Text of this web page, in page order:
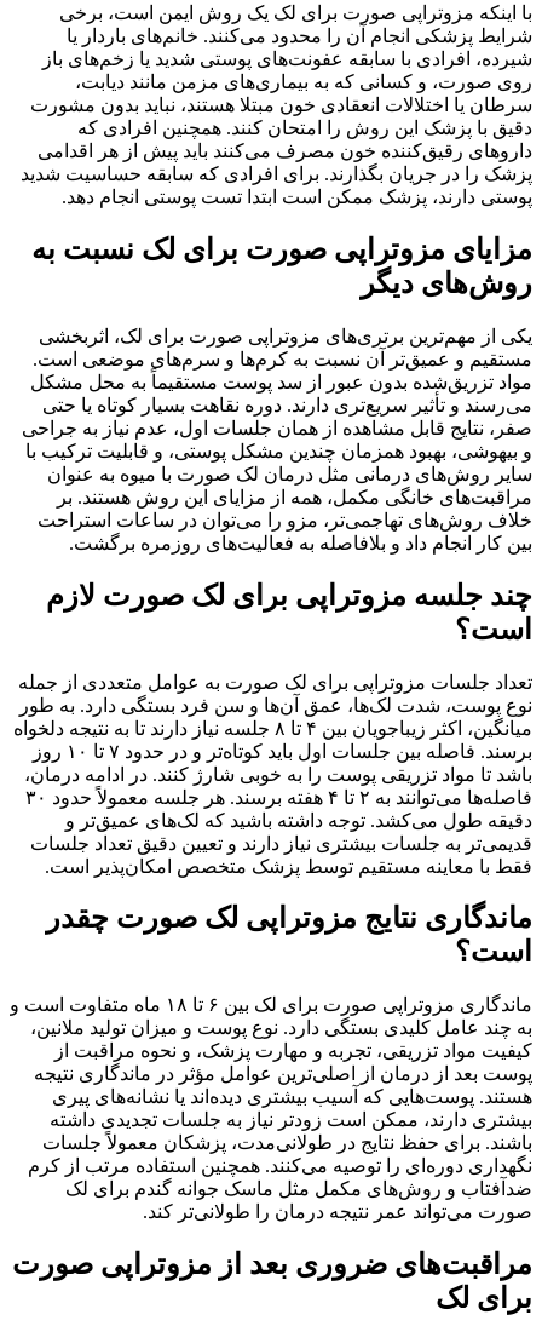
با اینکه مزوتراپی صورت برای لک یک روش ایمن است، برخی
شرایط پزشکی انجام آن را محدود می‌کنند. خانم‌های باردار یا
شیرده، افرادی با سابقه عفونت‌های پوستی شدید یا زخم‌های باز
روی صورت، و کسانی که به بیماری‌های مزمن مانند دیابت،
سرطان یا اختلالات انعقادی خون مبتلا هستند، نباید بدون مشورت
دقیق با پزشک این روش را امتحان کنند. همچنین افرادی که
داروهای رقیق‌کننده خون مصرف می‌کنند باید پیش از هر اقدامی
پزشک را در جریان بگذارند. برای افرادی که سابقه حساسیت شدید
پوستی دارند، پزشک ممکن است ابتدا تست پوستی انجام دهد.
مزایای مزوتراپی صورت برای لک نسبت به
روش‌های دیگر
یکی از مهم‌ترین برتری‌های مزوتراپی صورت برای لک، اثربخشی
مستقیم و عمیق‌تر آن نسبت به کرم‌ها و سرم‌های موضعی است.
مواد تزریق‌شده بدون عبور از سد پوست مستقیماً به محل مشکل
می‌رسند و تأثیر سریع‌تری دارند. دوره نقاهت بسیار کوتاه یا حتی
صفر، نتایج قابل مشاهده از همان جلسات اول، عدم نیاز به جراحی
و بیهوشی، بهبود همزمان چندین مشکل پوستی، و قابلیت ترکیب با
سایر روش‌های درمانی مثل درمان لک صورت با میوه به عنوان
مراقبت‌های خانگی مکمل، همه از مزایای این روش هستند. بر
خلاف روش‌های تهاجمی‌تر، مزو را می‌توان در ساعات استراحت
بین کار انجام داد و بلافاصله به فعالیت‌های روزمره برگشت.
چند جلسه مزوتراپی برای لک صورت لازم
است؟
تعداد جلسات مزوتراپی برای لک صورت به عوامل متعددی از جمله
نوع پوست، شدت لک‌ها، عمق آن‌ها و سن فرد بستگی دارد. به طور
میانگین، اکثر زیباجویان بین ۴ تا ۸ جلسه نیاز دارند تا به نتیجه دلخواه
برسند. فاصله بین جلسات اول باید کوتاه‌تر و در حدود ۷ تا ۱۰ روز
باشد تا مواد تزریقی پوست را به خوبی شارژ کنند. در ادامه درمان،
فاصله‌ها می‌توانند به ۲ تا ۴ هفته برسند. هر جلسه معمولاً حدود ۳۰
دقیقه طول می‌کشد. توجه داشته باشید که لک‌های عمیق‌تر و
قدیمی‌تر به جلسات بیشتری نیاز دارند و تعیین دقیق تعداد جلسات
فقط با معاینه مستقیم توسط پزشک متخصص امکان‌پذیر است.
ماندگاری نتایج مزوتراپی لک صورت چقدر
است؟
ماندگاری مزوتراپی صورت برای لک بین ۶ تا ۱۸ ماه متفاوت است و
به چند عامل کلیدی بستگی دارد. نوع پوست و میزان تولید ملانین،
کیفیت مواد تزریقی، تجربه و مهارت پزشک، و نحوه مراقبت از
پوست بعد از درمان از اصلی‌ترین عوامل مؤثر در ماندگاری نتیجه
هستند. پوست‌هایی که آسیب بیشتری دیده‌اند یا نشانه‌های پیری
بیشتری دارند، ممکن است زودتر نیاز به جلسات تجدیدی داشته
باشند. برای حفظ نتایج در طولانی‌مدت، پزشکان معمولاً جلسات
نگهداری دوره‌ای را توصیه می‌کنند. همچنین استفاده مرتب از کرم
ضدآفتاب و روش‌های مکمل مثل ماسک جوانه گندم برای لک
صورت می‌تواند عمر نتیجه درمان را طولانی‌تر کند.
مراقبت‌های ضروری بعد از مزوتراپی صورت
برای لک